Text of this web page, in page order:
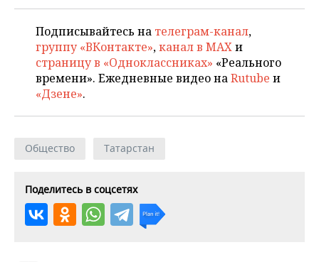
Подписывайтесь на телеграм-канал,
группу «ВКонтакте»,канал в MAXи
страницу в «Одноклассниках» «Реального
времени». Ежедневные видео наRutube и
«Дзене».
Общество Татарстан
Поделитесь в соцсетях